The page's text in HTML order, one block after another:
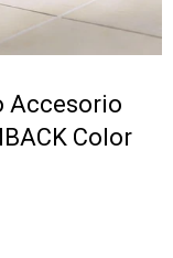
Accesorio
Color